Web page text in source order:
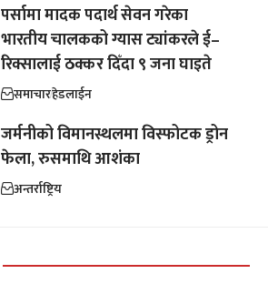
पर्सामा मादक पदार्थ सेवन गरेका
भारतीय चालकको ग्यास ट्यांकरले ई–
रिक्सालाई ठक्कर दिँदा ९ जना घाइते
समाचारहेडलाईन
जर्मनीको विमानस्थलमा विस्फोटक ड्रोन
फेला, रुसमाथि आशंका
अन्तर्राष्ट्रिय